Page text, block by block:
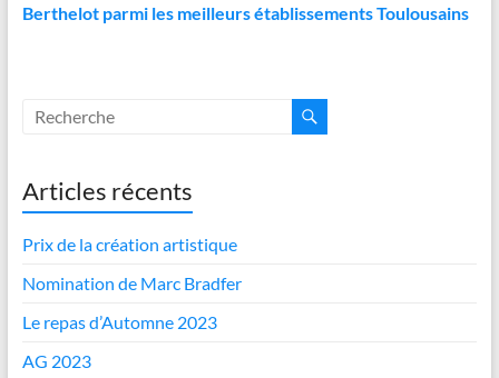
Berthelot parmi les meilleurs établissements Toulousains
Articles récents
Prix de la création artistique
Nomination de Marc Bradfer
Le repas d’Automne 2023
AG 2023